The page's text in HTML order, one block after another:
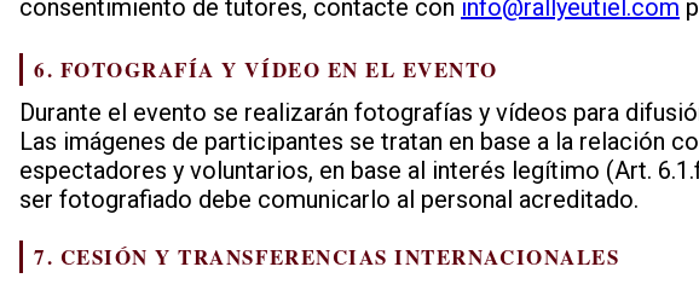
consentimiento de tutores, contacte con info@rallyeutiel.com
6. FOTOGRAFÍA Y VÍDEO EN EL EVENTO
Durante el evento se realizarán fotografías y vídeos para
Las imágenes de participantes se tratan en base a la relación
espectadores y voluntarios, en base al interés legítimo (Art.
ser fotografiado debe comunicarlo al personal acreditado.
7. CESIÓN Y TRANSFERENCIAS INTERNACIONALES